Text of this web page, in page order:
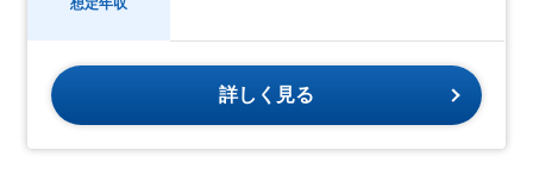
想定年収
詳しく見る